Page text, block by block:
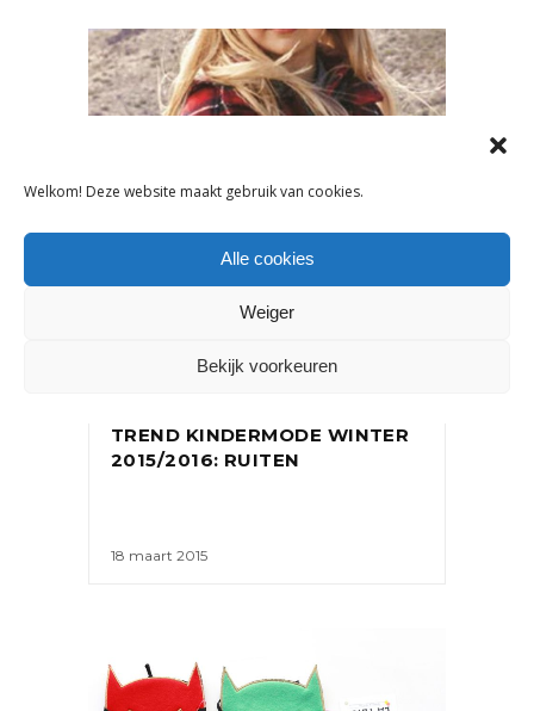
Welkom! Deze website maakt gebruik van cookies.
Alle cookies
Weiger
Bekijk voorkeuren
MODETRENDS
TREND KINDERMODE WINTER
2015/2016: RUITEN
18 maart 2015